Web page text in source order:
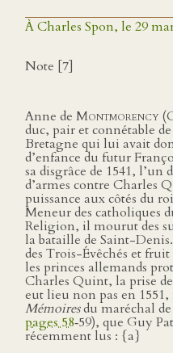
À Charles Spon, le 29
Note [7]
Anne de Montmorency
duc, pair et connétable
Bretagne qui lui avait
d’enfance du futur
sa disgrâce de 1541, l’un
d’armes contre Charles
puissance aux côtés du
Meneur des catholiques
Religion, il mourut des
la bataille de Saint-
des Trois-Évêchés et
les princes allemands
Charles Quint, la prise
eut lieu non pas en 1551,
Mémoiresdu maréchal
pages 58‑59), que Guy
récemment lus : {a}